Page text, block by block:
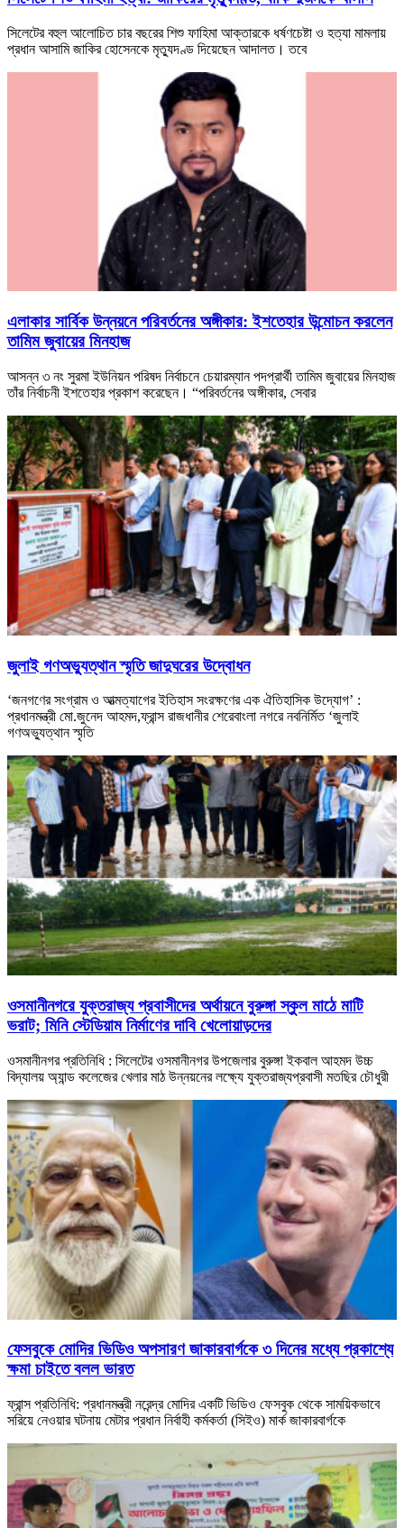
সিলেটের বহুল আলোচিত চার বছরের শিশু ফাহিমা আক্তারকে ধর্ষণচেষ্টা ও হত্যা মামলায়
প্রধান আসামি জাকির হোসেনকে মৃত্যুদণ্ড দিয়েছেন আদালত। তবে
এলাকার সার্বিক উন্নয়নে পরিবর্তনের অঙ্গীকার: ইশতেহার উন্মোচন করলেন
তামিম জুবায়ের মিনহাজ
আসন্ন ৩ নং সুরমা ইউনিয়ন পরিষদ নির্বাচনে চেয়ারম্যান পদপ্রার্থী তামিম জুবায়ের মিনহাজ
তাঁর নির্বাচনী ইশতেহার প্রকাশ করেছেন। “পরিবর্তনের অঙ্গীকার, সেবার
জুলাই গণঅভ্যুত্থান স্মৃতি জাদুঘরের উদ্বোধন
‘জনগণের সংগ্রাম ও আত্মত্যাগের ইতিহাস সংরক্ষণের এক ঐতিহাসিক উদ্যোগ’ :
প্রধানমন্ত্রী মো.জুনেদ আহমদ,ফ্রান্স রাজধানীর শেরেবাংলা নগরে নবনির্মিত ‘জুলাই
গণঅভ্যুত্থান স্মৃতি
ওসমানীনগরে যুক্তরাজ্য প্রবাসীদের অর্থায়নে বুরুঙ্গা স্কুল মাঠে মাটি
ভরাট; মিনি স্টেডিয়াম নির্মাণের দাবি খেলোয়াড়দের
ওসমানীনগর প্রতিনিধি : সিলেটের ওসমানীনগর উপজেলার বুরুঙ্গা ইকবাল আহমদ উচ্চ
বিদ্যালয় অ্যান্ড কলেজের খেলার মাঠ উন্নয়নের লক্ষ্যে যুক্তরাজ্যপ্রবাসী মতছির চৌধুরী
ফেসবুকে মোদির ভিডিও অপসারণ জাকারবার্গকে ৩ দিনের মধ্যে প্রকাশ্যে
ক্ষমা চাইতে বলল ভারত
ফ্রান্স প্রতিনিধি: প্রধানমন্ত্রী নরেন্দ্র মোদির একটি ভিডিও ফেসবুক থেকে সাময়িকভাবে
সরিয়ে নেওয়ার ঘটনায় মেটার প্রধান নির্বাহী কর্মকর্তা (সিইও) মার্ক জাকারবার্গকে